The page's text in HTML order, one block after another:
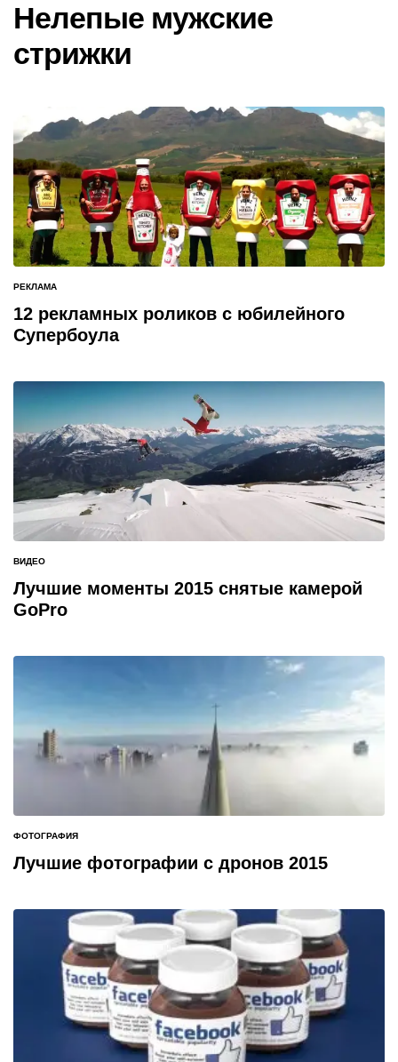
Нелепые мужские
стрижки
ОПУБЛИКОВАНО
В
РЕКЛАМА
12 рекламных роликов с юбилейного
Супербоула
ОПУБЛИКОВАНО
В
ВИДЕО
Лучшие моменты 2015 снятые камерой
GoPro
ОПУБЛИКОВАНО
В
ФОТОГРАФИЯ
Лучшие фотографии с дронов 2015